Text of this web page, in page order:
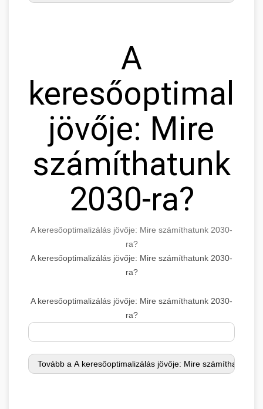
A
jövője: Mire
számíthatunk
2030-ra?
A keresőoptimalizálás jövője: Mire számíthatunk 2030-
ra?
A keresőoptimalizálás jövője: Mire számíthatunk 2030-
ra?
A keresőoptimalizálás jövője: Mire számíthatunk 2030-
ra?